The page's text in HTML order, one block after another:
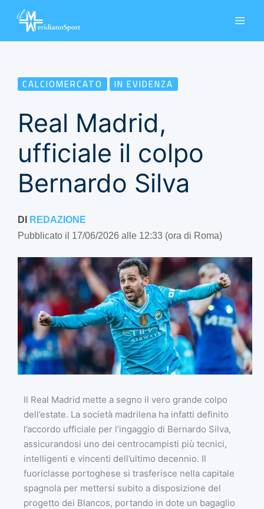
CALCIOMERCATO IN EVIDENZA
Real Madrid,
ufficiale il colpo
Bernardo Silva
DI REDAZIONE
Pubblicato il 17/06/2026 alle 12:33 (ora di Roma)
Il Real Madrid mette a segno il vero grande colpo
dell’estate. La società madrilena ha infatti definito
l’accordo ufficiale per l’ingaggio di Bernardo Silva,
assicurandosi uno dei centrocampisti più tecnici,
intelligenti e vincenti dell’ultimo decennio. Il
fuoriclasse portoghese si trasferisce nella capitale
spagnola per mettersi subito a disposizione del
progetto dei Blancos, portando in dote un bagaglio